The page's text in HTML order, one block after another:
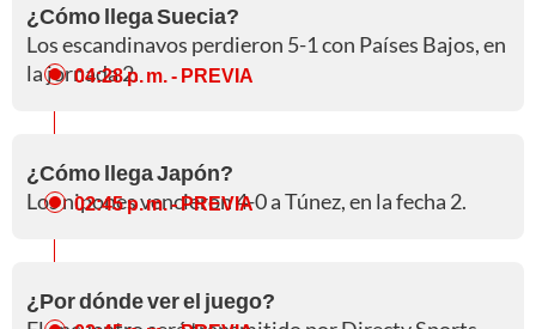
¿Cómo llega Suecia?
Los escandinavos perdieron 5-1 con Países Bajos, en
la jornada 2.
04:28 p. m.- PREVIA
¿Cómo llega Japón?
Los nipones vencieron 4-0 a Túnez, en la fecha 2.
02:45 p. m.- PREVIA
¿Por dónde ver el juego?